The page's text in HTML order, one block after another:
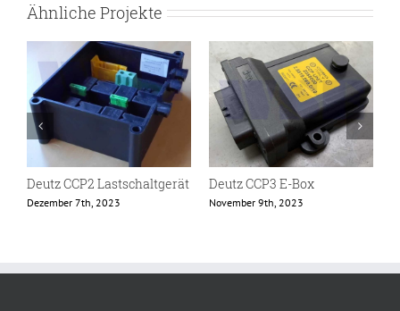
Ähnliche Projekte
Deutz CCP2 Lastschaltgerät
Dezember 7th, 2023
Deutz CCP3 E-Box
November 9th, 2023